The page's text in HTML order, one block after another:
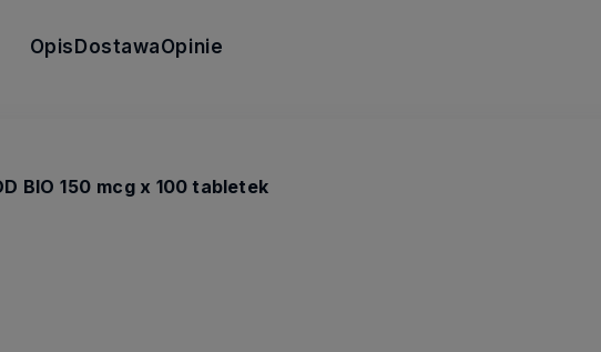
Opis DostawaOpinie
BIO 150 mcg x 100 tabletek